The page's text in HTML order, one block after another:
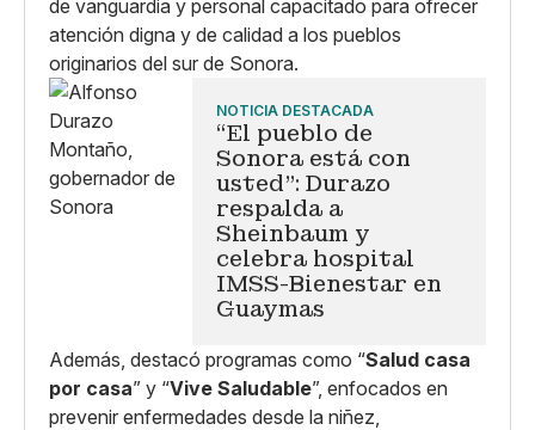
de vanguardia y personal capacitado para ofrecer
atención digna y de calidad a los pueblos
originarios del sur de Sonora.
NOTICIA DESTACADA
“El pueblo de
Sonora está con
usted”: Durazo
respalda a
Sheinbaum y
celebra hospital
IMSS-Bienestar en
Guaymas
Además, destacó programas como “Salud casa
por casa” y “Vive Saludable”, enfocados en
prevenir enfermedades desde la niñez,